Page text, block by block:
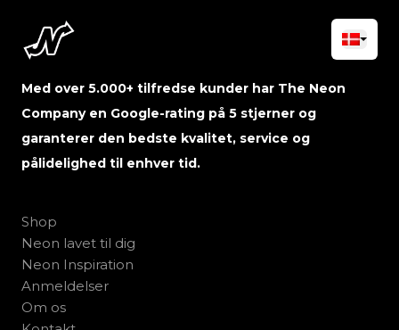
Med over 5.000+ tilfredse kunder har The Neon
Company en Google-rating på 5 stjerner og
garanterer den bedste kvalitet, service og
pålidelighed til enhver tid.
Shop
Neon lavet til dig
Neon Inspiration
Anmeldelser
Om os